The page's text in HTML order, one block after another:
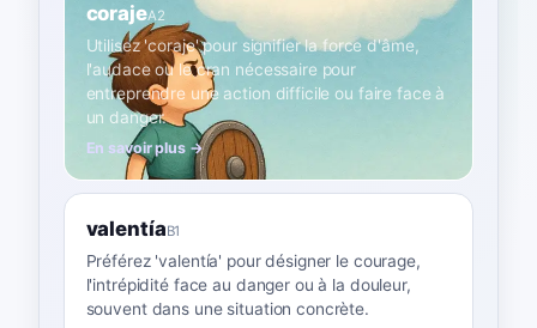
corajeA2
Utilisez 'coraje' pour signifier la force d'âme,
l'audace ou le cran nécessaire pour
entreprendre une action difficile ou faire face à
un danger.
En savoir plus →
valentíaB1
Préférez 'valentía' pour désigner le courage,
l'intrépidité face au danger ou à la douleur,
souvent dans une situation concrète.